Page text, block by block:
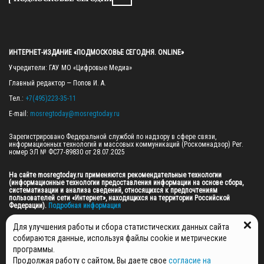
ИНТЕРНЕТ-ИЗДАНИЕ «ПОДМОСКОВЬЕ СЕГОДНЯ. ONLINE»
Учредители: ГАУ МО «Цифровые Медиа»
Главный редактор — Попов И. А.
Тел.: +7(495)223-35-11
E-mail: mosregtoday@mosregtoday.ru
Зарегистрировано Федеральной службой по надзору в сфере связи,
информационных технологий и массовых коммуникаций (Роскомнадзор) Рег.
номер ЭЛ № ФС77-89830 от 28.07.2025
На сайте mosregtoday.ru применяются рекомендательные технологии
(информационные технологии предоставления информации на основе сбора,
систематизации и анализа сведений, относящихся к предпочтениям
пользователей сети «Интернет», находящихся на территории Российской
Федерации). Подробная информация
© 2026 ПРАВА НА ВСЕ МАТЕРИАЛЫ САЙТА ПРИНАДЛЕЖАТ ГАУ МО "ЦИФРОВЫЕ
МЕДИА" (ОГРН: 1255000059467).
Для улучшения работы и сбора статистических данных сайта
собираются данные, используя файлы cookie и метрические
программы.
Продолжая работу с сайтом, Вы даете свое согласие на